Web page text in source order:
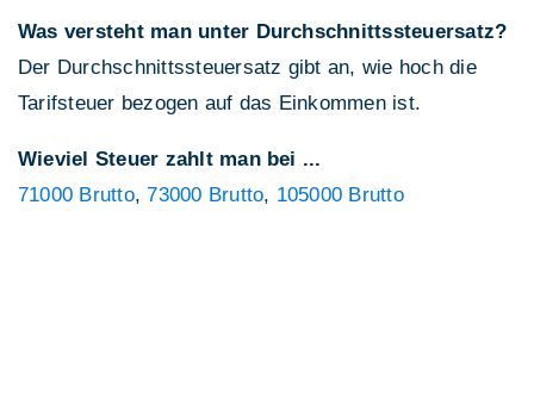
Was versteht man unter Durchschnittssteuersatz?
Der Durchschnittssteuersatz gibt an, wie hoch die
Tarifsteuer bezogen auf das Einkommen ist.
Wieviel Steuer zahlt man bei ...
71000 Brutto,73000 Brutto, 105000 Brutto